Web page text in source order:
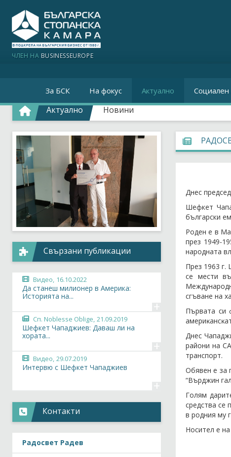
ЧЛЕН НА BUSINESSEUROPE
За БСК На фокус Актуално Социален
Актуално Новини
Днес
Шефкет
български
Роден е в
през 1949-
народната
През 1963 г.
се мести
сгъване на
Πъpвaтa cи
Днеc
райони на
транспорт.
Обявен е за
“Върджин
Голям
средства се
в родния му
Носител е
Свързани публикации
Видео, 16.10.2022
Да станеш милионер в Америка:
Историята на...
+
Сп. Noblesse Oblige, 21.09.2019
Шефкет Чападжиев: Даваш ли на
хората...
+
Видео, 29.07.2019
Интервю с Шефкет Чападжиев
+
Контакти
Радосвет Радев